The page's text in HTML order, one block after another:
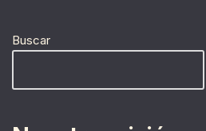
Buscar